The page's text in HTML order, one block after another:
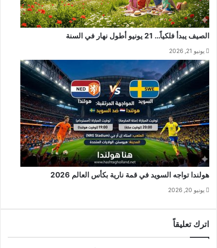
الصيف يبدأ فلكياً… 21 يونيو أطول نهار في السنة
يونيو 21, 2026
هولندا تواجه السويد في قمة نارية بكأس العالم 2026
يونيو 20, 2026
اترك تعليقاً